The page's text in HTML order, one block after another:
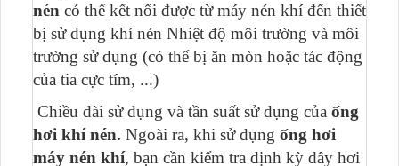
nén có thể kết nối được từ máy nén khí đến thiết
bị sử dụng khí nén Nhiệt độ môi trường và môi
trường sử dụng (có thể bị ăn mòn hoặc tác động
của tia cực tím, ...)
Chiều dài sử dụng và tần suất sử dụng của ống
hơi khí nén. Ngoài ra, khi sử dụng ống hơi
máy nén khí, bạn cần kiểm tra định kỳ dây hơi